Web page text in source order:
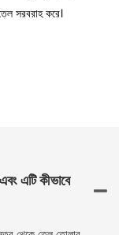
সরবরাহ করে।
এটি কীভাবে